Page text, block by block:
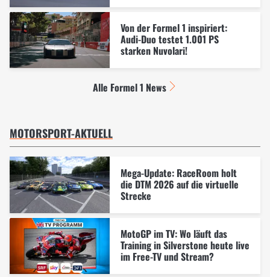
Von der Formel 1 inspiriert:
Audi-Duo testet 1.001 PS
starken Nuvolari!
Alle Formel 1 News
MOTORSPORT-AKTUELL
Mega-Update: RaceRoom holt
die DTM 2026 auf die virtuelle
Strecke
MotoGP im TV: Wo läuft das
Training in Silverstone heute live
im Free-TV und Stream?